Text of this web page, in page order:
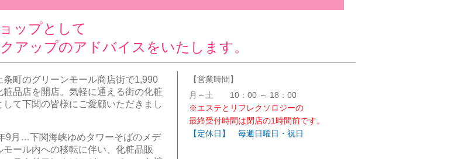
ップとして
アップのアドバイスをいたします。
条町のグリーンモール商店街で1,990
粧品店を開店。気軽に通える街の化粧
して下関の皆様にご愛顧いただきまし
9月…下関海峡ゆめタワーそばのメデ
モール内への移転に伴い、化粧品販
【営業時間】
月～土 10：00 ～ 18：00
※エステとリフレクソロジーの
最終受付時間は閉店の1時間前です。
​【定休日】 毎週日曜日・祝日